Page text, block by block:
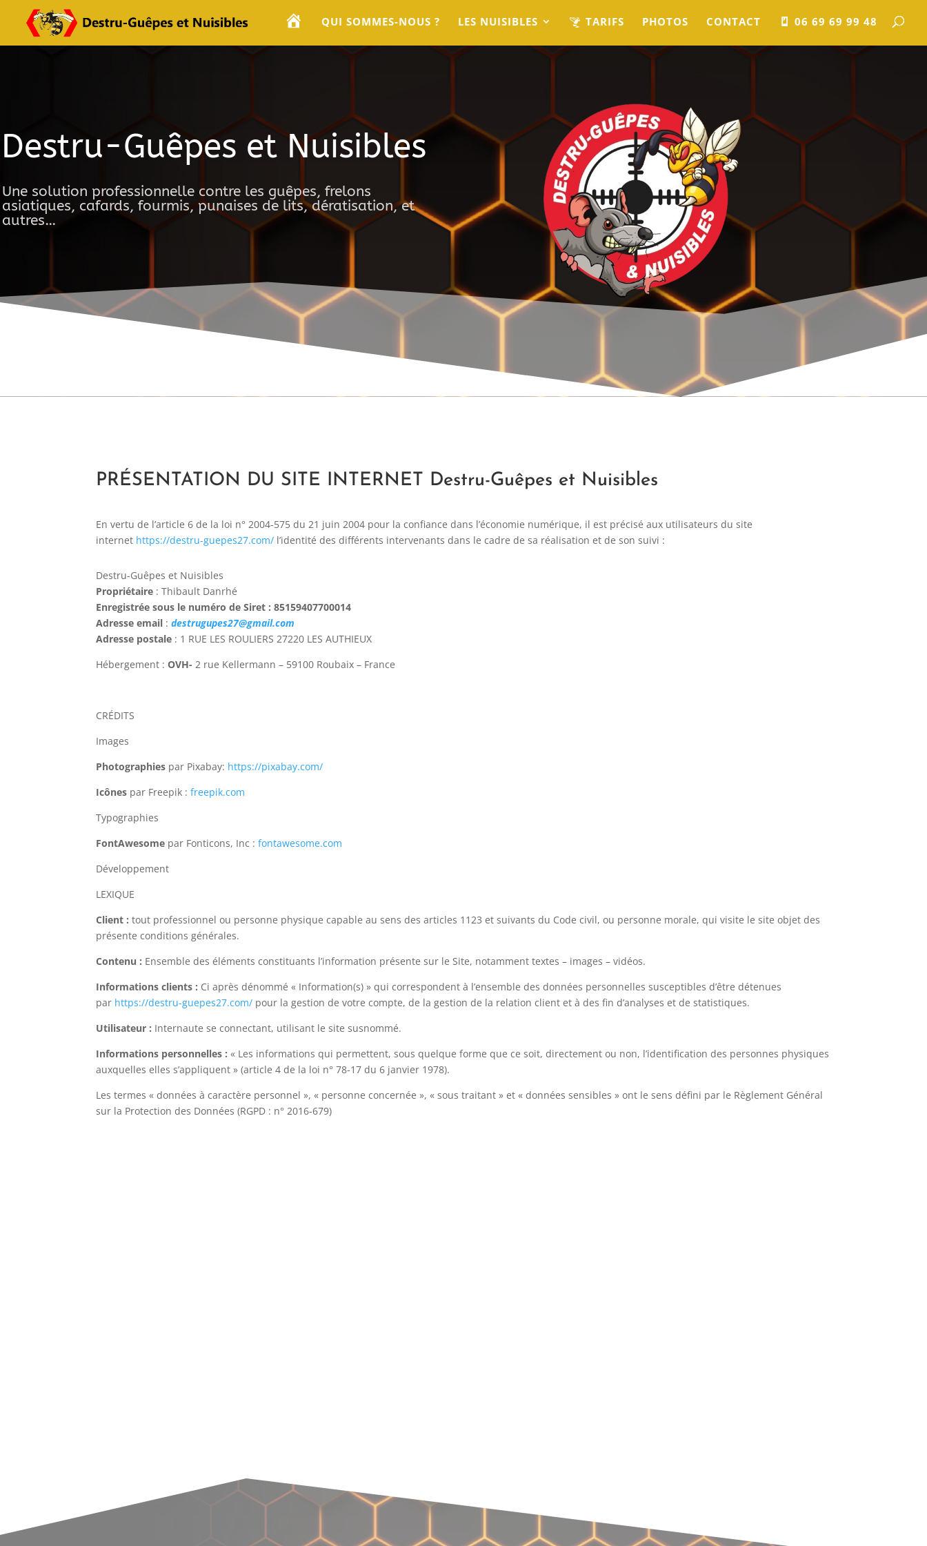
U
QUI SOMMES-NOUS ? LES NUISIBLES TARIFS PHOTOS CONTACT 06 69 69 99 48
Destru-Guêpes et Nuisibles
Une solution professionnelle contre les guêpes, frelons
asiatiques, cafards, fourmis, punaises de lits, dératisation, et
autres…
PRÉSENTATION DU SITE INTERNET Destru-Guêpes et Nuisibles
En vertu de l’article 6 de la loi n° 2004-575 du 21 juin 2004 pour la confiance dans l’économie numérique, il est précisé aux utilisateurs du site
internet https://destru-guepes27.com/ l’identité des différents intervenants dans le cadre de sa réalisation et de son suivi :
Destru-Guêpes et Nuisibles
Propriétaire : Thibault Danrhé
Enregistrée sous le numéro de Siret : 85159407700014
Adresse email :destrugupes27@gmail.com
Adresse postale : 1 RUE LES ROULIERS 27220 LES AUTHIEUX
Hébergement :OVH-2 rue Kellermann – 59100 Roubaix – France
CRÉDITS
Images
Photographies par Pixabay: https://pixabay.com/
Icônes par Freepik :freepik.com
Typographies
FontAwesome par Fonticons, Inc :fontawesome.com
Développement
LEXIQUE
Client : tout professionnel ou personne physique capable au sens des articles 1123 et suivants du Code civil, ou personne morale, qui visite le site objet des
présente conditions générales.
Contenu : Ensemble des éléments constituants l’information présente sur le Site, notamment textes – images – vidéos.
Informations clients : Ci après dénommé « Information(s) » qui correspondent à l’ensemble des données personnelles susceptibles d’être détenues
par https://destru-guepes27.com/ pour la gestion de votre compte, de la gestion de la relation client et à des fin d’analyses et de statistiques.
Utilisateur : Internaute se connectant, utilisant le site susnommé.
Informations personnelles : « Les informations qui permettent, sous quelque forme que ce soit, directement ou non, l’identification des personnes physiques
auxquelles elles s’appliquent » (article 4 de la loi n° 78-17 du 6 janvier 1978).
Les termes « données à caractère personnel », « personne concernée », « sous traitant » et « données sensibles » ont le sens défini par le Règlement Général
sur la Protection des Données (RGPD : n° 2016-679)